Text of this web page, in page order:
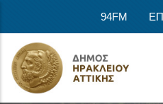
94FM